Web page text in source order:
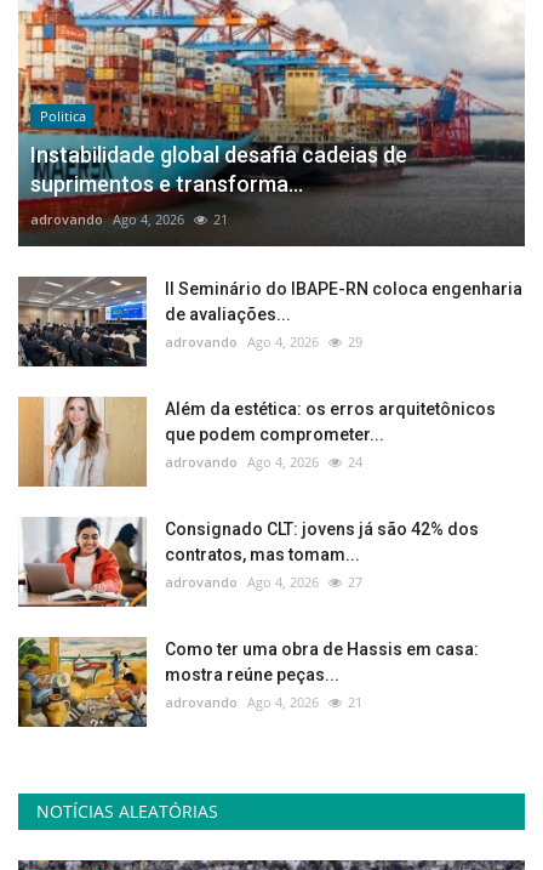
Politica
Instabilidade global desafia cadeias de
suprimentos e transforma...
adrovando Ago 4, 2026 21
II Seminário do IBAPE-RN coloca engenharia
de avaliações...
adrovando Ago 4, 2026 29
Além da estética: os erros arquitetônicos
que podem comprometer...
adrovando Ago 4, 2026 24
Consignado CLT: jovens já são 42% dos
contratos, mas tomam...
adrovando Ago 4, 2026 27
Como ter uma obra de Hassis em casa:
mostra reúne peças...
adrovando Ago 4, 2026 21
NOTÍCIAS ALEATÓRIAS